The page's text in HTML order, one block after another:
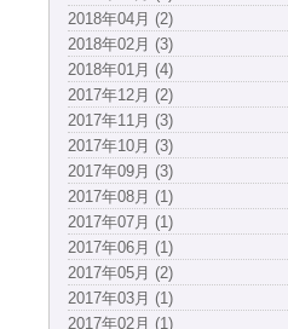
2018年04月 (2)
2018年02月 (3)
2018年01月 (4)
2017年12月 (2)
2017年11月 (3)
2017年10月 (3)
2017年09月 (3)
2017年08月 (1)
2017年07月 (1)
2017年06月 (1)
2017年05月 (2)
2017年03月 (1)
2017年02月 (1)